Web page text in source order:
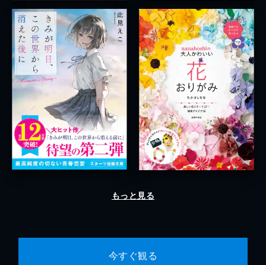
もっと見る
今すぐ観る